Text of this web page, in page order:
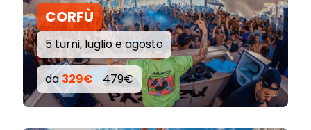
CORFÙ
5 turni, luglio e agosto
da 329€ 479€